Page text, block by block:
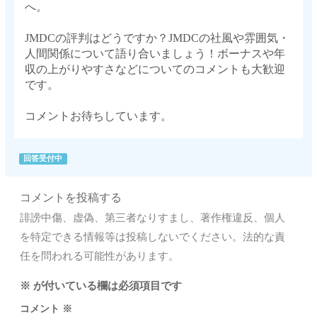
へ。
JMDCの評判はどうですか？JMDCの社風や雰囲気・
人間関係について語り合いましょう！ボーナスや年
収の上がりやすさなどについてのコメントも大歓迎
です。
コメントお待ちしています。
回答受付中
コメントを投稿する
誹謗中傷、虚偽、第三者なりすまし、著作権違反、個人
を特定できる情報等は投稿しないでください。法的な責
任を問われる可能性があります。
※ が付いている欄は必須項目です
コメント ※